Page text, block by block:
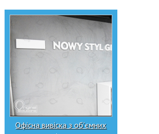
Офісна вивіска з об'ємних